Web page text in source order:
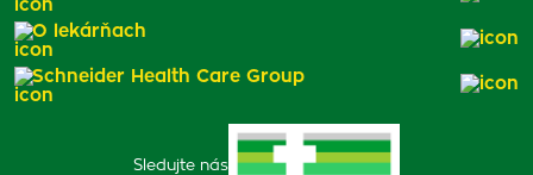
Sledujte nás
O lekárňach
Schneider Health Care Group